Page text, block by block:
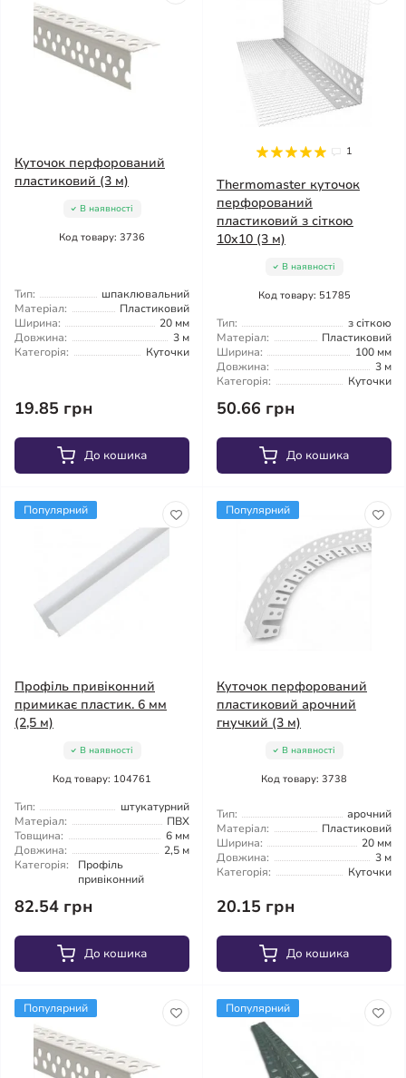
Куточок перфорований
пластиковий (3 м)
В наявності
Код товару: 3736
Тип:
шпаклювальний
Матеріал:
Пластиковий
Ширина:
20 мм
Довжина:
3 м
Категорія:
Куточки
19.85 грн
До кошика
1
Thermomaster куточок
перфорований
пластиковий з сіткою
10x10 (3 м)
В наявності
Код товару: 51785
Тип:
з сіткою
Матеріал:
Пластиковий
Ширина:
100 мм
Довжина:
3 м
Категорія:
Куточки
50.66 грн
До кошика
Популярний
Профіль привіконний
примикає пластик. 6 мм
(2,5 м)
В наявності
Код товару: 104761
Тип:
штукатурний
Матеріал:
ПВХ
Товщина:
6 мм
Довжина:
2,5 м
Категорія:
Профіль
привіконний
82.54 грн
До кошика
Популярний
Куточок перфорований
пластиковий арочний
гнучкий (3 м)
В наявності
Код товару: 3738
Тип:
арочний
Матеріал:
Пластиковий
Ширина:
20 мм
Довжина:
3 м
Категорія:
Куточки
20.15 грн
До кошика
Популярний Популярний